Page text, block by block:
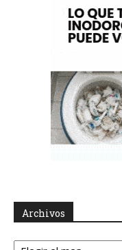
Archivos
Archivos